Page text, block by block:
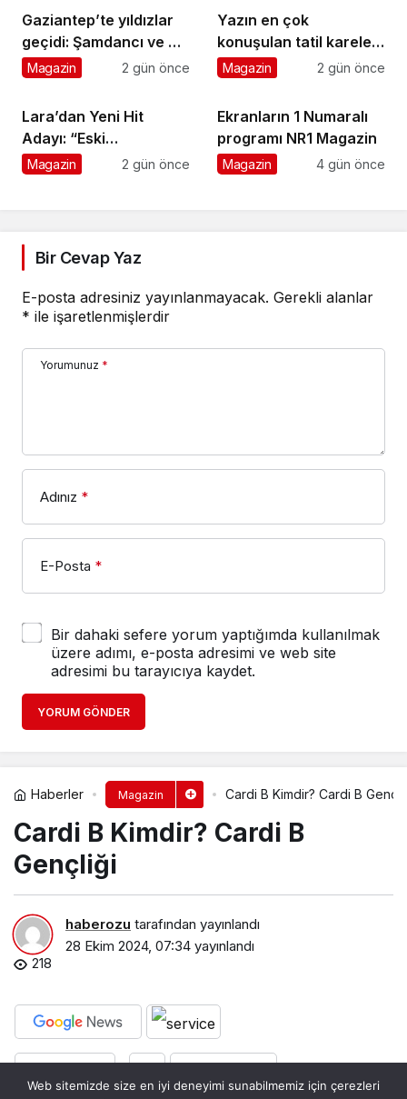
Ağustos’ta Vizyonda
Gaziantep’te yıldızlar
geçidi: Şamdancı ve By
Mustafa açılışı ile
gala
Magazin 2 gün önce
Yazın en çok
konuşulan tatil kareleri
bu sezon Ethno
Magazin 2 gün önce
Lara’dan Yeni Hit
Adayı: “Eski
Numaralar” Yayında
Magazin 2 gün önce
Ekranların 1 Numaralı
programı NR1 Magazin
Magazin 4 gün önce
Bir Cevap Yaz
E-posta adresiniz yayınlanmayacak. Gerekli alanlar
* ile işaretlenmişlerdir
Yorumunuz *
Adınız *
E-Posta *
Bir dahaki sefere yorum yaptığımda kullanılmak
üzere adımı, e-posta adresimi ve web site
adresimi bu tarayıcıya kaydet.
YORUM GÖNDER
Haberler Magazin Cardi B Kimdir? Cardi B
Cardi B Kimdir? Cardi B
Gençliği
haberozu tarafından yayınlandı
28 Ekim 2024, 07:34 yayınlandı
218
Web sitemizde size en iyi deneyimi sunabilmemiz için çerezleri